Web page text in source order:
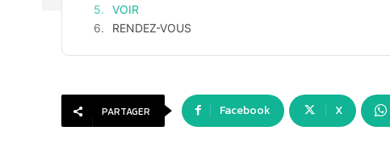
VOIR
RENDEZ-VOUS
PARTAGER Facebook X